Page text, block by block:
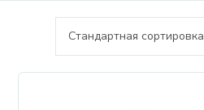
Стандартная сортировка